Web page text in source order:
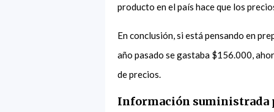
producto en el país hace que los
En conclusión, si está pensando en
año pasado se gastaba $156.000,
de precios.
Información suministrada